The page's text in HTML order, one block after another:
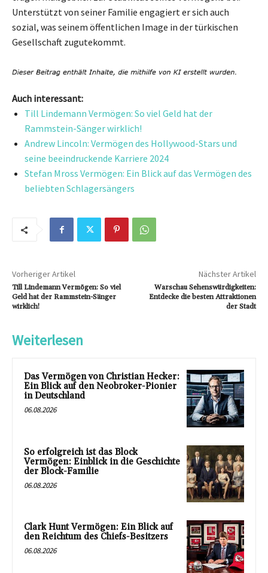
Unterstützt von seiner Familie engagiert er sich auch
sozial, was seinem öffentlichen Image in der türkischen
Gesellschaft zugutekommt.
Auch interessant:
Till Lindemann Vermögen: So viel Geld hat der
Rammstein-Sänger wirklich!
Andrew Lincoln: Vermögen des Hollywood-Stars und
seine beeindruckende Karriere 2024
Stefan Mross Vermögen: Ein Blick auf das Vermögen des
beliebten Schlagersängers
Vorheriger Artikel
Till Lindemann Vermögen: So viel
Geld hat der Rammstein-Sänger
wirklich!
Nächster Artikel
Warschau Sehenswürdigkeiten:
Entdecke die besten Attraktionen
der Stadt
Weiterlesen
Das Vermögen von Christian Hecker:
Ein Blick auf den Neobroker-Pionier
in Deutschland
06.08.2026
So erfolgreich ist das Block
Vermögen: Einblick in die Geschichte
der Block-Familie
06.08.2026
Clark Hunt Vermögen: Ein Blick auf
den Reichtum des Chiefs-Besitzers
06.08.2026